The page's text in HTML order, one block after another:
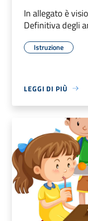
In allegato è
Definitiva degli
Istruzione
LEGGI DI PIÙ